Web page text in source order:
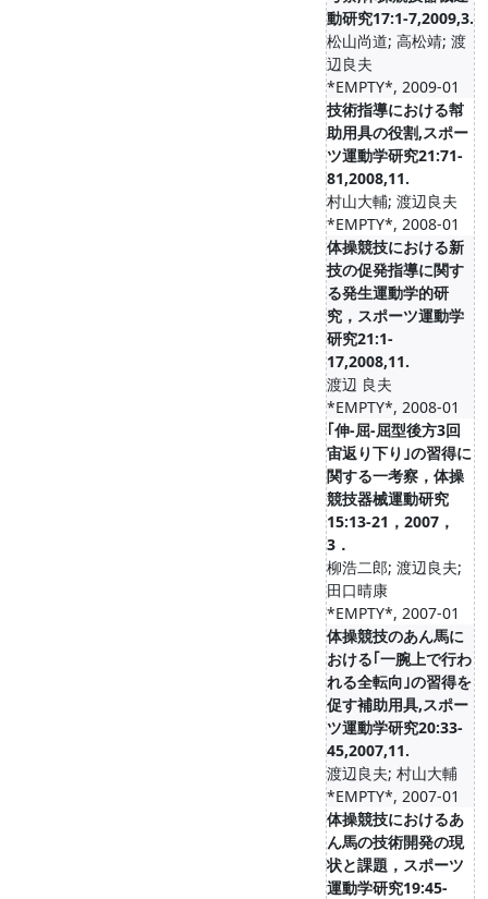
動研究17:1-7,2009,3.
松山尚道; 高松靖; 渡
辺良夫
*EMPTY*, 2009-01
技術指導における幇
助用具の役割,スポー
ツ運動学研究21:71-
81,2008,11.
村山大輔; 渡辺良夫
*EMPTY*, 2008-01
体操競技における新
技の促発指導に関す
る発生運動学的研
究，スポーツ運動学
研究21:1-
17,2008,11.
渡辺 良夫
*EMPTY*, 2008-01
｢伸-屈-屈型後方3回
宙返り下り｣の習得に
関する一考察，体操
競技器械運動研究
15:13-21，2007，
3．
柳浩二郎; 渡辺良夫;
田口晴康
*EMPTY*, 2007-01
体操競技のあん馬に
おける｢一腕上で行わ
れる全転向｣の習得を
促す補助用具,スポー
ツ運動学研究20:33-
45,2007,11.
渡辺良夫; 村山大輔
*EMPTY*, 2007-01
体操競技におけるあ
ん馬の技術開発の現
状と課題，スポーツ
運動学研究19:45-